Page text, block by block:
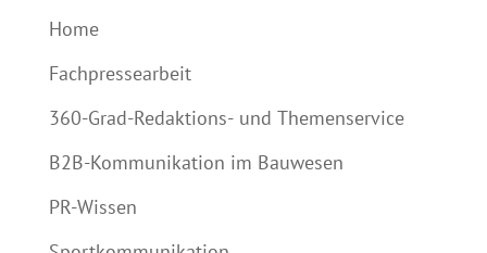
Home
Fachpressearbeit
360-Grad-Redaktions- und Themenservice
B2B-Kommunikation im Bauwesen
PR-Wissen